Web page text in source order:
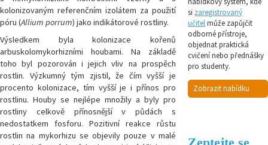
kolonizovaným referenčním izolátem za použití
póru (Allium porrum) jako indikátorové rostliny.
Výsledkem byla kolonizace kořenů
arbuskolomykorhizními houbami. Na základě
toho byl pozorován i jejich vliv na prospěch
rostlin. Výzkumný tým zjistil, že čím vyšší je
procento kolonizace, tím vyšší je i přínos pro
rostlinu. Houby se nejlépe množily a byly pro
rostliny celkově přínosnější v půdách s
nedostatkem fosforu. Pozitivní reakce růstu
rostlin na mykorhizu se objevily pouze v malé
si zaregistrovaný
učitelmůže zapůjčit
odborné přístroje,
objednat praktická
cvičení nebo přednášky
pro studenty.
Zobrazit nabídku